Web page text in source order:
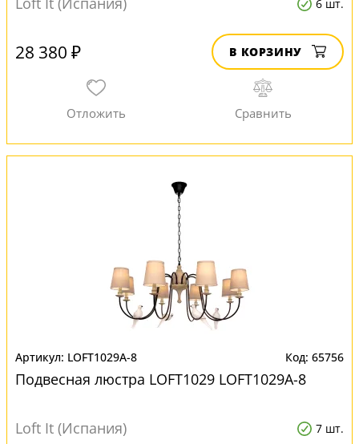
6 шт.
28 380 ₽ В КОРЗИНУ
LOFT1029A-8 65756
Подвесная люстра LOFT1029 LOFT1029A-8
Loft It (Испания) 7 шт.